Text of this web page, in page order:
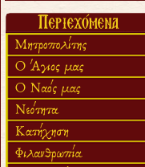
«πολύ αργά».
Ζητείται....